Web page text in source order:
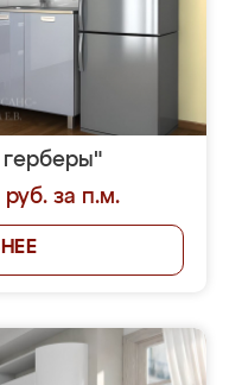
за п.м.